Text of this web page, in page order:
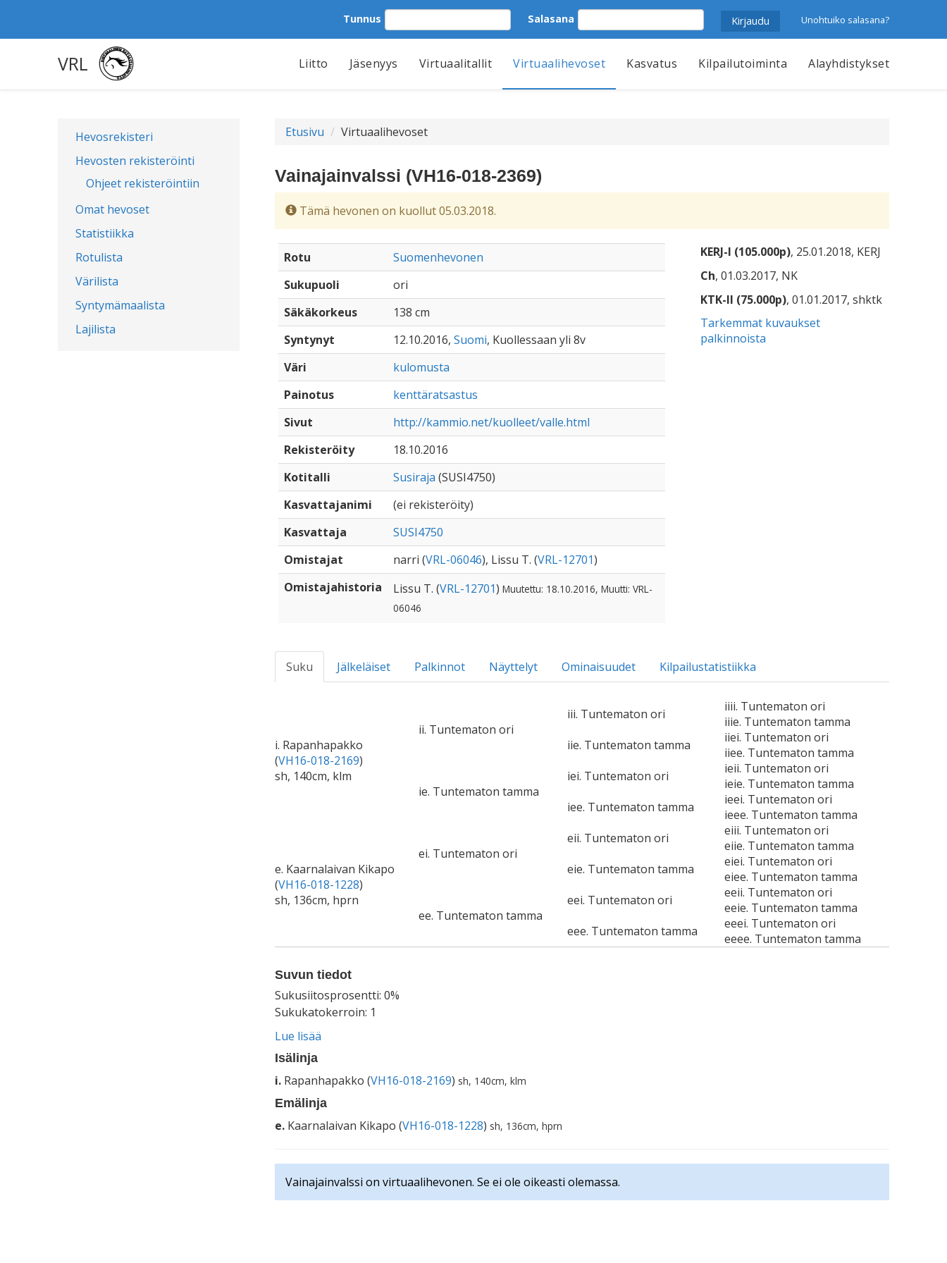
Tunnus Salasana Unohtuiko salasana?
VRL Liitto Jäsenyys Virtuaalitallit Virtuaalihevoset Kasvatus Kilpailutoiminta Alayhdistykset
Hevosrekisteri
Hevosten rekisteröinti
Ohjeet rekisteröintiin
Omat hevoset
Statistiikka
Rotulista
Värilista
Syntymämaalista
Lajilista
Etusivu Virtuaalihevoset
Vainajainvalssi (VH16-018-2369)
Tämä hevonen on kuollut 05.03.2018.
Rotu
Suomenhevonen
Sukupuoli
ori
Säkäkorkeus
138 cm
Syntynyt
12.10.2016, Suomi, Kuollessaan yli 8v
Väri
kulomusta
Painotus
kenttäratsastus
Sivut
http://kammio.net/kuolleet/valle.html
Rekisteröity
18.10.2016
Kotitalli
Susiraja (SUSI4750)
Kasvattajanimi
(ei rekisteröity)
Kasvattaja
SUSI4750
Omistajat
narri (VRL-06046), Lissu T. (VRL-12701)
Omistajahistoria
Lissu T. (VRL-12701) Muutettu: 18.10.2016, Muutti: VRL-
06046
KERJ-I (105.000p), 25.01.2018, KERJ
Ch, 01.03.2017, NK
KTK-II (75.000p), 01.01.2017, shktk
Tarkemmat kuvaukset
palkinnoista
Suku Jälkeläiset Palkinnot Näyttelyt Ominaisuudet Kilpailustatistiikka
i. Rapanhapakko
(VH16-018-2169)
sh, 140cm, klm
ii. Tuntematon ori
iii. Tuntematon ori
iiii. Tuntematon ori
iiie. Tuntematon tamma
iie. Tuntematon tamma
iiei. Tuntematon ori
iiee. Tuntematon tamma
ie. Tuntematon tamma
iei. Tuntematon ori
ieii. Tuntematon ori
ieie. Tuntematon tamma
iee. Tuntematon tamma
ieei. Tuntematon ori
ieee. Tuntematon tamma
e. Kaarnalaivan Kikapo
(VH16-018-1228)
sh, 136cm, hprn
ei. Tuntematon ori
eii. Tuntematon ori
eiii. Tuntematon ori
eiie. Tuntematon tamma
eie. Tuntematon tamma
eiei. Tuntematon ori
eiee. Tuntematon tamma
ee. Tuntematon tamma
eei. Tuntematon ori
eeii. Tuntematon ori
eeie. Tuntematon tamma
eee. Tuntematon tamma
eeei. Tuntematon ori
eeee. Tuntematon tamma
Suvun tiedot
Sukusiitosprosentti: 0%
Sukukatokerroin: 1
Lue lisää
Isälinja
i. Rapanhapakko (VH16-018-2169) sh, 140cm, klm
Emälinja
e. Kaarnalaivan Kikapo (VH16-018-1228) sh, 136cm, hprn
Vainajainvalssi on virtuaalihevonen. Se ei ole oikeasti olemassa.